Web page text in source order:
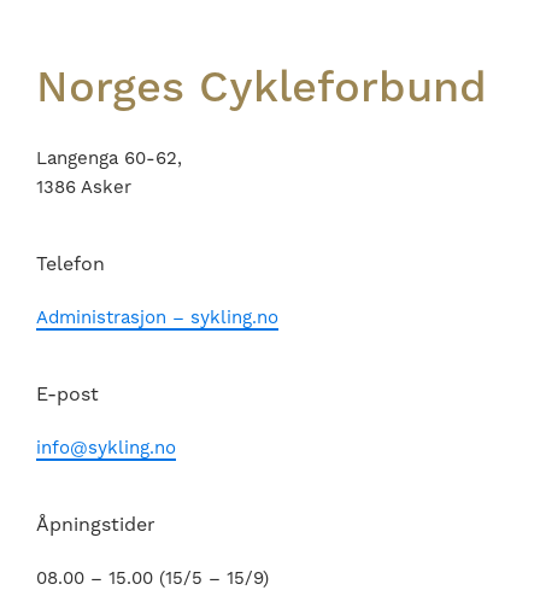
Norges Cykleforbund
Langenga 60-62,
1386 Asker
Telefon
Administrasjon – sykling.no
E-post
info@sykling.no
Åpningstider
08.00 – 15.00 (15/5 – 15/9)